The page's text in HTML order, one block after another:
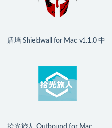
盾墙 Shieldwall for Mac v1.1.0 中
拾光旅人 Outbound for Mac